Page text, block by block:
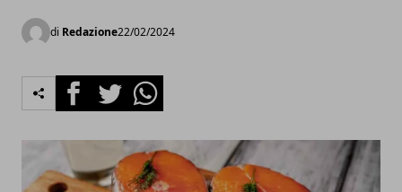
di Redazione22/02/2024
FacebookTwitterWhatsapp